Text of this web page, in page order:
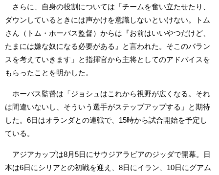
さらに、自身の役割については「チームを奮い立たせたり、
ダウンしているときには声かけを意識しないといけない。トム
さん（トム・ホーバス監督）からは『お前はいいやつだけど、
たまには嫌な奴になる必要がある』と言われた。そこのバラン
スを考えていきます」と指揮官から主将としてのアドバイスを
もらったことを明かした。
ホーバス監督は「ジョシュはこれから視野が広くなる。それ
は間違いないし、そういう選手がステップアップする」と期待
した。6日はオランダとの連戦で、15時から試合開始を予定し
ている。
アジアカップは8月5日にサウジアラビアのジッダで開幕。日
本は6日にシリアとの初戦を迎え、8日にイラン、10日にグアム